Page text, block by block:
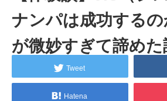
ナンパは成功する
が微妙すぎて諦めた
Tweet
Hatena